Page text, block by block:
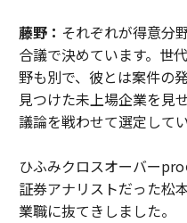
藤野： それぞれが得意分
合議で決めています。世
野も別で、彼とは案件の
見つけた未上場企業を見
議論を戦わせて選定してい
ひふみクロスオーバー
証券アナリストだった松
業職に抜てきしました。